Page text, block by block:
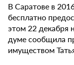
В Саратове в
бесплатно
этом 22 декабря
думе сообщила
имуществом